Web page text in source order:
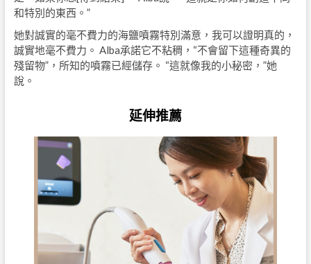
和特別的東西。”
她對誠實的毫不費力的海鹽噴霧特別滿意，我可以證明真的，
誠實地毫不費力。 Alba承諾它不粘稠，“不會留下這種奇異的
殘留物”，所知的噴霧已經儲存。 “這就像我的小秘密，”她
說。
延伸推薦